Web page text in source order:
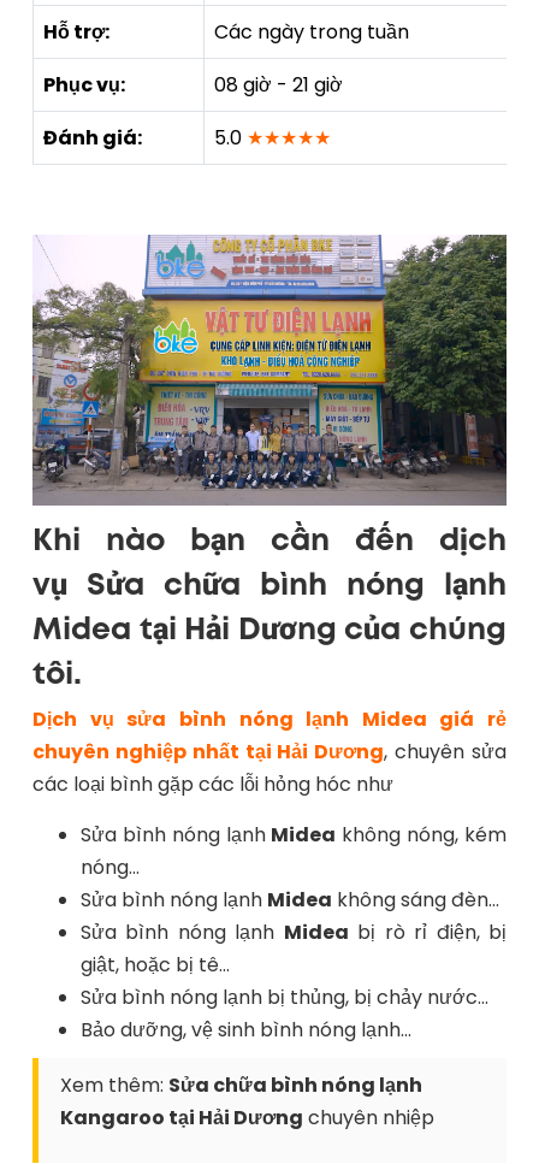
Hỗ trợ:
Các ngày trong tuần
Phục vụ:
08 giờ - 21 giờ
Đánh giá:
5.0 ★★★★★
Khi nào bạn cần đến dịch
vụ Sửa chữa bình nóng lạnh
Midea tại Hải Dương của chúng
tôi.
Dịch vụ sửa bình nóng lạnh Midea giá rẻ
chuyên nghiệp nhất tại Hải Dương, chuyên sửa
các loại bình gặp các lỗi hỏng hóc như
Sửa bình nóng lạnh Midea không nóng, kém
nóng…
Sửa bình nóng lạnh Midea không sáng đèn…
Sửa bình nóng lạnh Midea bị rò rỉ điện, bị
giật, hoặc bị tê…
Sửa bình nóng lạnh bị thủng, bị chảy nước…
Bảo dưỡng, vệ sinh bình nóng lạnh…
Xem thêm: Sửa chữa bình nóng lạnh
Kangaroo tại Hải Dương chuyên nhiệp